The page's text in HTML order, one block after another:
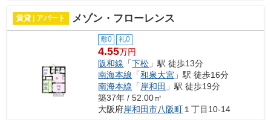
賃貸 | アパート メゾン・フローレンス
敷0 礼0
4.55万円
阪和線 「下松 」駅 徒歩13分
南海本線 「和泉大宮 」駅 徒歩16分
南海本線 「 岸和田 」駅 徒歩19分
築37年 / 52.00㎡
大阪府岸和田市八阪町 １丁目10-14